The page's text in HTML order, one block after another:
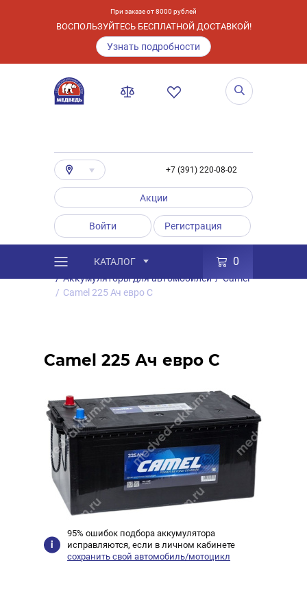
При заказе от 8000 рублей
ВОСПОЛЬЗУЙТЕСЬ БЕСПЛАТНОЙ ДОСТАВКОЙ!
Узнать подробности
+7 (391) 220-08-02
Акции
Войти Регистрация
КАТАЛОГ 0
Каталог / Товары
Аккумуляторы
/ Аккумуляторы для автомобилей / Camel
/ Camel 225 Ач евро C
Camel 225 Ач евро C
95% ошибок подбора аккумулятора
исправляются, если в личном кабинете
сохранить свой автомобиль/мотоцикл